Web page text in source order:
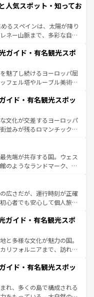
風景やアマルフィ海岸の絶
。観光の合間には、本場の
リア料理を堪能することも
まで、すべての瞬間を楽し
コンテンツ一覧を参照してほ
人気スポット・知ってお
るスペインは、太陽が降り
ネー山脈まで、多彩な自然
的なフラメンコ、熱気あふ
スが生活の一部となってい
た雰囲気や、バルセロナの
では古代ローマ遺跡や中世
が異なるスペインはその個
。
ガイド・有名観光スポ
魅了し続けるヨーロッパ屈
フェル塔やルーブル美術館
。華麗な宮殿、歴史的な大
かな自然が、訪れる者を心
は美食の国としても知ら
形文化遺産にも登録されて
彩な楽しみ方が可能だ。さ
が溢れており、どの街角に
いる。パリ以外の個性あふ
イド・有名観光スポッ
文化が交差するヨーロッパ
並みが残るロマンチック街
ても飽きることがない。ベ
ン州のアルプスの絶景、そ
いった風景は必見。ビール
い。 なお、新着の
を参照してほしい。
先端が共存する国。ウェス
のようなランドマーク、歴
また、優雅なアフタヌーン
ない英国パブ、サッカー観
体験も豊富。イギリスを旅
広さだが、運行時刻が正確
心者でも安心して個人旅行
イスならではのユニークな
けでなく町歩きも満喫する
いため物価も高いが、旅行
スもあり、うまく活用すれ
覧を参照してほしい。
ガイド・有名観光スポ
と多様な文化が魅力の国。
リフォルニアまで、訪れる
ョッピング、エンターテイ
ポットだ。一方、アメリカ
ンドキャニオンやイエロー
が堪能できる。さらに、南
イド・有名観光スポッ
れ、多くの島で構成される